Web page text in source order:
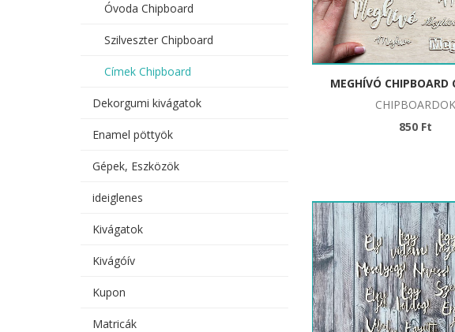
Óvoda Chipboard
Szilveszter Chipboard
Címek Chipboard
Dekorgumi kivágatok
Enamel pöttyök
Gépek, Eszközök
ideiglenes
Kivágatok
Kivágóív
Kupon
Matricák
MEGHÍVÓ CHIPBOARD
CHIPBOARDOK
850 Ft